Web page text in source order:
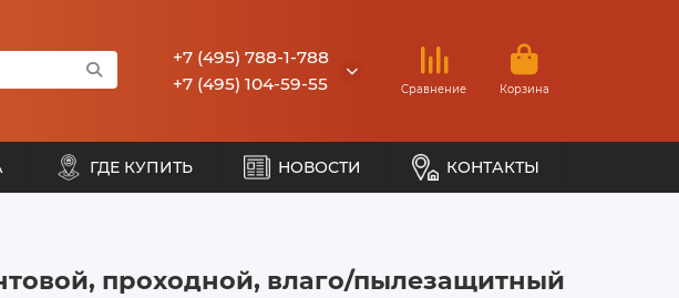
+7 (495) 788-1-788
+7 (495) 104-59-55
Сравнение Корзина
ГДЕ КУПИТЬ НОВОСТИ КОНТАКТЫ
проходной, влаго/пылезащитный